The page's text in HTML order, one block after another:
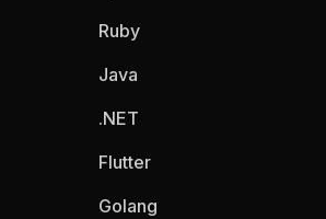
Ruby
Java
.NET
Flutter
Golang